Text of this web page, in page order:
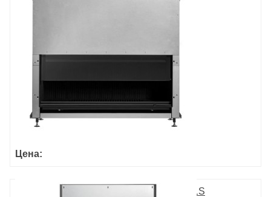
Цена:
ULTIME D MF 1050-75 WHE 1S